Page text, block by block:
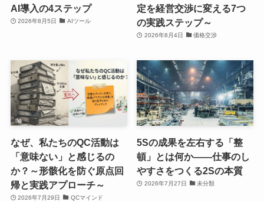
AI導入の4ステップ
2026年8月5日 AIツール
定を経営交渉に変える7つ
の実践ステップ～
2026年8月4日 価格交渉
なぜ、私たちのQC活動は
「意味ない」と感じるの
か？～形骸化を防ぐ原点回
帰と実践アプローチ～
2026年7月29日 QCマインド
5Sの成果を左右する「整
頓」とは何か――仕事のし
やすさをつくる2Sの本質
2026年7月27日 未分類